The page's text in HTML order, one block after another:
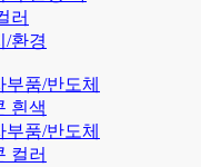
/환경